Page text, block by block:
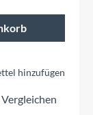
hinzufügen
Vergleichen